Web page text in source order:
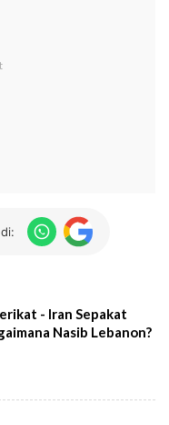
- Iran Sepakat
Nasib Lebanon?